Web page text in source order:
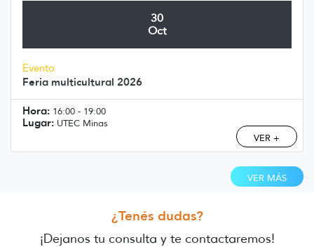
30
Oct
Evento
Feria multicultural 2026
Hora: 16:00 - 19:00
Lugar: UTEC Minas
VER +
VER MÁS
¿Tenés dudas?
¡Dejanos tu consulta y te contactaremos!